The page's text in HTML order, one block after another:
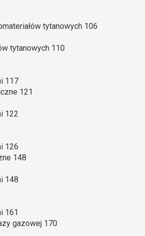
tytanowych 106
tytanowych 110
117
121
122
126
148
148
161
gazowej 170